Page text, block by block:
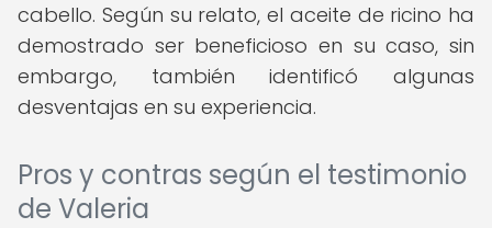
cabello. Según su relato, el aceite de ricino ha
demostrado ser beneficioso en su caso, sin
embargo, también identificó algunas
desventajas en su experiencia.
Pros y contras según el testimonio
de Valeria